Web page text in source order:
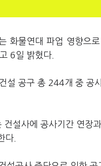
화물연대 파업 영향으
6일 밝혔다.
설 공구 총 244개 중 공
설사에 공사기간 연장
다.